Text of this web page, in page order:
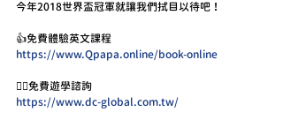
今年2018世界盃冠軍就讓我們拭目以待吧！
👍免費體驗英文課程
https://www.Qpapa.online/book-online
🏄‍♀️免費遊學諮詢
https://www.dc-global.com.tw/